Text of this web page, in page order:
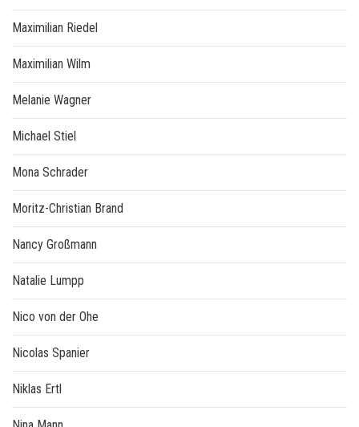
Maximilian Riedel
Maximilian Wilm
Melanie Wagner
Michael Stiel
Mona Schrader
Moritz-Christian Brand
Nancy Großmann
Natalie Lumpp
Nico von der Ohe
Nicolas Spanier
Niklas Ertl